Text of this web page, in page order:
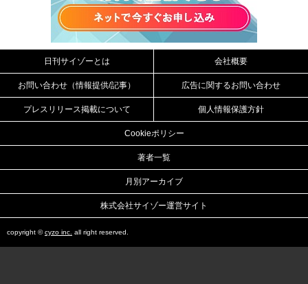
日刊サイゾーとは 会社概要
お問い合わせ（情報提供/記事） 広告に関するお問い合わせ
プレスリリース掲載について 個人情報保護方針
Cookieポリシー
著者一覧
月別アーカイブ
株式会社サイゾー運営サイト
copyright ©cyzo inc. all right reserved.